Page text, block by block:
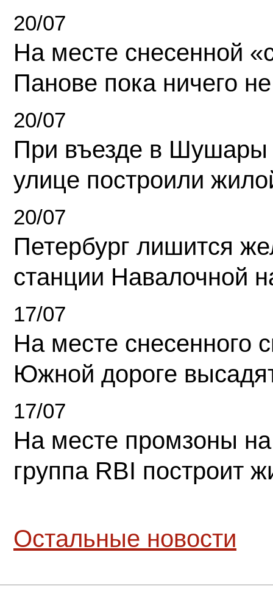
20/07
На месте снесенной
Панове пока ничего
20/07
При въезде в Шушары
улице построили
20/07
Петербург лишится
станции Навалочной
17/07
На месте снесенного
Южной дороге
17/07
На месте промзоны
группа RBI построит
Остальные новости